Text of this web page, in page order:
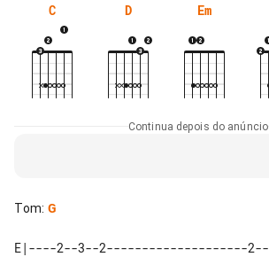
C D Em
Continua depois do anúncio
Tom: G
E|----2--3--2--------------------2--